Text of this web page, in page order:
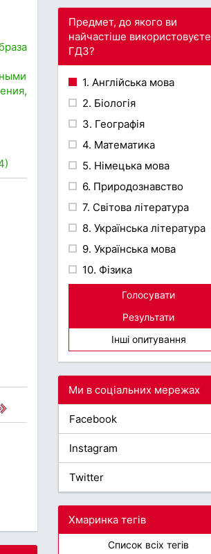
Предмет, до якого ви
найчастіше використовуєте
ГДЗ?
1. Англійська мова
2. Біологія
3. Географія
4. Математика
5. Німецька мова
6. Природознавство
7. Світова література
8. Українська література
9. Українська мова
10. Фізика
Голосувати
Результати
Інші опитування
Ми в соціальних мережах
Facebook
Instagram
Twitter
Хмаринка тегів
Список всіх тегів